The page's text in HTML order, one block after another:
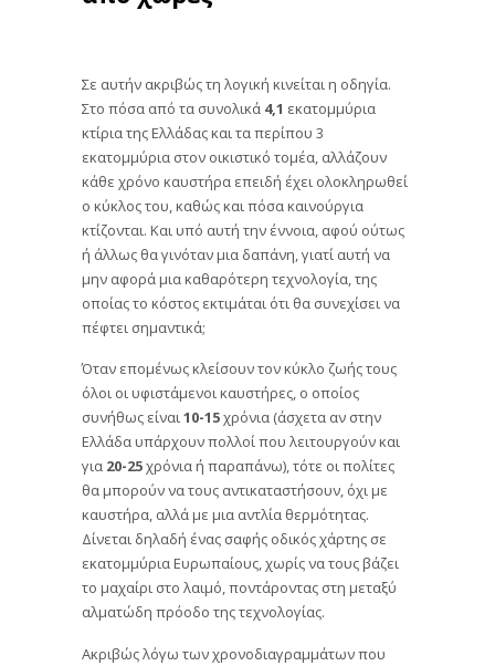
Σε αυτήν ακριβώς τη λογική κινείται η οδηγία.
Στο πόσα από τα συνολικά 4,1 εκατομμύρια
κτίρια της Ελλάδας και τα περίπου 3
εκατομμύρια στον οικιστικό τομέα, αλλάζουν
κάθε χρόνο καυστήρα επειδή έχει ολοκληρωθεί
ο κύκλος του, καθώς και πόσα καινούργια
κτίζονται. Και υπό αυτή την έννοια, αφού ούτως
ή άλλως θα γινόταν μια δαπάνη, γιατί αυτή να
μην αφορά μια καθαρότερη τεχνολογία, της
οποίας το κόστος εκτιμάται ότι θα συνεχίσει να
πέφτει σημαντικά;
Όταν επομένως κλείσουν τον κύκλο ζωής τους
όλοι οι υφιστάμενοι καυστήρες, ο οποίος
συνήθως είναι10-15χρόνια (άσχετα αν στην
Ελλάδα υπάρχουν πολλοί που λειτουργούν και
για 20-25χρόνια ή παραπάνω), τότε οι πολίτες
θα μπορούν να τους αντικαταστήσουν, όχι με
καυστήρα, αλλά με μια αντλία θερμότητας.
Δίνεται δηλαδή ένας σαφής οδικός χάρτης σε
εκατομμύρια Ευρωπαίους, χωρίς να τους βάζει
το μαχαίρι στο λαιμό, ποντάροντας στη μεταξύ
αλματώδη πρόοδο της τεχνολογίας.
Ακριβώς λόγω των χρονοδιαγραμμάτων που